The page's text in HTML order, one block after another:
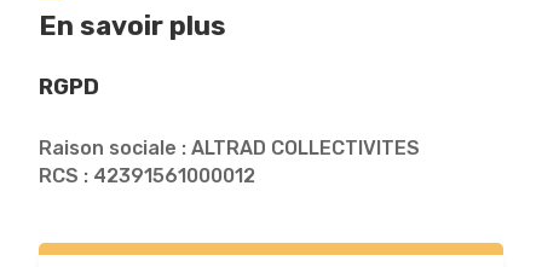
En savoir plus
RGPD
Raison sociale : ALTRAD COLLECTIVITES
RCS : 42391561000012